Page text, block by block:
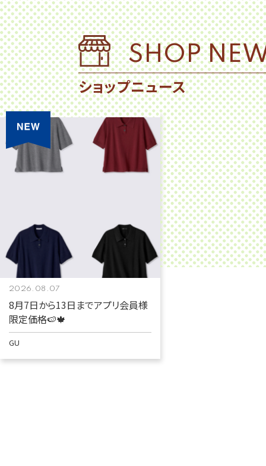
SHOP
ショップニュース
2026.08.07
8月7日から13日までアプリ会員様
限定価格🍉🍁
GU